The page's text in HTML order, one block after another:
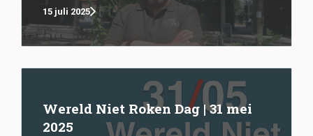
15 juli 2025
Wereld Niet Roken Dag | 31 mei
2025